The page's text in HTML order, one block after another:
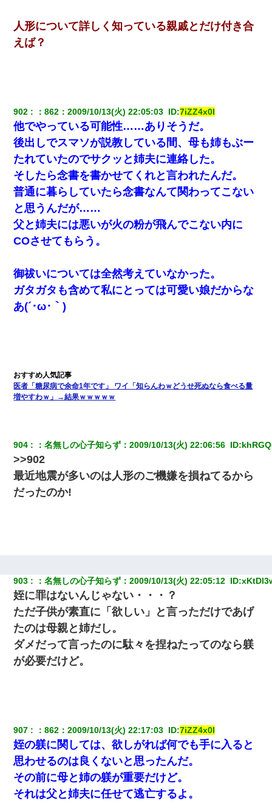
人形について詳しく知っている親戚とだけ付き合
えば？
902 ：862 ：2009/10/13(火) 22:05:03 ID:7iZZ4x0l
他でやっている可能性……ありそうだ。
後出しでスマソが説教している間、母も姉もぶー
たれていたのでサクッと姉夫に連絡した。
そしたら念書を書かせてくれと言われたんだ。
普通に暮らしていたら念書なんて関わってこない
と思うんだが……
父と姉夫には悪いが火の粉が飛んでこない内に
COさせてもらう。
御祓いについては全然考えていなかった。
ガタガタも含めて私にとっては可愛い娘だからな
あ(´･ω･｀)
医者「糖尿病で余命1年です」 ワイ「知らんわｗどうせ死ぬなら食べる量
増やすわｗ」→結果ｗｗｗｗｗ
904 ：名無しの心子知らず ：2009/10/13(火) 22:06:56 ID:
>>902
最近地震が多いのは人形のご機嫌を損ねてるから
だったのか!
903 ：名無しの心子知らず ：2009/10/13(火) 22:05:12 ID:
姪に罪はないんじゃない・・・？
ただ子供が素直に「欲しい」と言っただけであげ
たのは母親と姉だし。
ダメだって言ったのに駄々を捏ねたってのなら躾
が必要だけど。
907 ：862 ：2009/10/13(火) 22:17:03 ID:7iZZ4x0l
姪の躾に関しては、欲しがれば何でも手に入ると
思わせるのは良くないと思ったんだ。
その前に母と姉の躾が重要だけど。
それは父と姉夫に任せて逃亡するよ。